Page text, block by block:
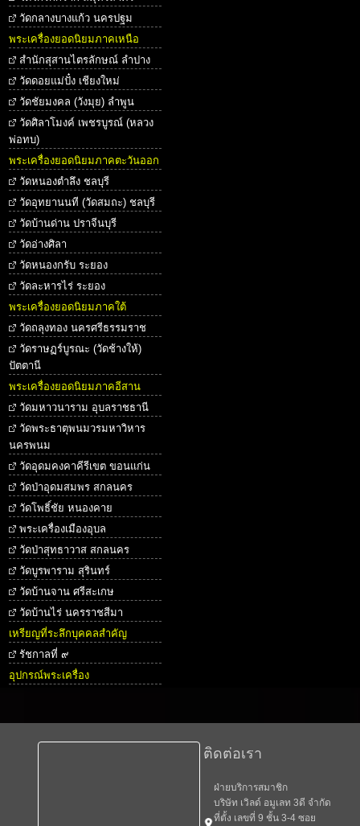
วัดกลางบางแก้ว นครปฐม
พระเครื่องยอดนิยมภาคเหนือ
สำนักสุสานไตรลักษณ์ ลำปาง
วัดดอยแม่ปั๋ง เชียงใหม่
วัดชัยมงคล (วังมุย) ลำพูน
วัดศิลาโมงค์ เพชรบูรณ์ (หลวง
พ่อทบ)
พระเครื่องยอดนิยมภาคตะวันออก
วัดหนองตำลึง ชลบุรี
วัดอุทยานนที (วัดสมถะ) ชลบุรี
วัดบ้านด่าน ปราจีนบุรี
วัดอ่างศิลา
วัดหนองกรับ ระยอง
วัดละหารไร่ ระยอง
พระเครื่องยอดนิยมภาคใต้
วัดถลุงทอง นครศรีธรรมราช
วัดราษฏร์บูรณะ (วัดช้างให้)
ปัตตานี
พระเครื่องยอดนิยมภาคอีสาน
วัดมหาวนาราม อุบลราชธานี
วัดพระธาตุพนมวรมหาวิหาร
นครพนม
วัดอุดมคงคาคีรีเขต ขอนแก่น
วัดป่าอุดมสมพร สกลนคร
วัดโพธิ์ชัย หนองคาย
พระเครื่องเมืองอุบล
วัดป่าสุทธาวาส สกลนคร
วัดบูรพาราม สุรินทร์
วัดบ้านจาน ศรีสะเกษ
วัดบ้านไร่ นครราชสีมา
เหรียญที่ระลึกบุคคลสำคัญ
รัชกาลที่ ๙
อุปกรณ์พระเครื่อง
ติดต่อเรา
ฝ่ายบริการสมาชิก
บริษัท เวิลด์ อมูเลท 3ดี จำกัด
ที่ตั้ง เลขที่ 9 ชั้น 3-4 ซอย